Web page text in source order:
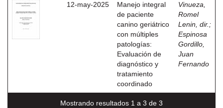
12-may-2025
Manejo integral
de paciente
canino geriátrico
con múltiples
patologías:
Evaluación de
diagnóstico y
tratamiento
coordinado
Vinueza,
Romel
Lenin, dir. ;
Espinosa
Gordillo,
Juan
Fernando
Mostrando resultados 1 a 3 de 3